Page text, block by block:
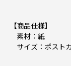
【商品仕様】
素材：紙
サイズ：ポスト